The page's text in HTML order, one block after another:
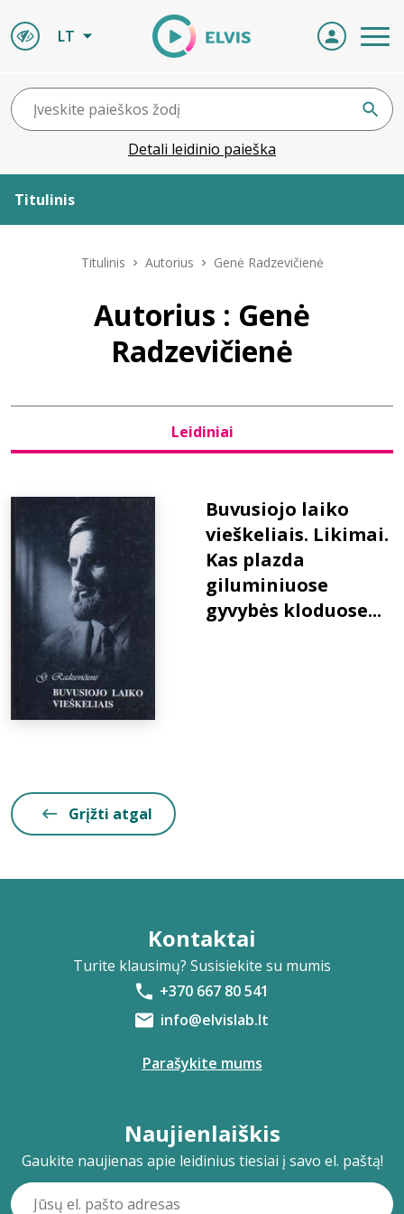
LT
Detali leidinio paieška
Titulinis
ELVIS atvyksta
Naujienos
Bibliotekoms
D.U.K.
+370 667 80 541
info@elvislab.lt
Titulinis Autorius Genė Radzevičienė
Autorius : Genė
Radzevičienė
Leidiniai
Buvusiojo laiko
vieškeliais. Likimai.
Kas plazda
giluminiuose
gyvybės kloduose...
Grįžti atgal
Kontaktai
Turite klausimų? Susisiekite su mumis
+370 667 80 541
info@elvislab.lt
Parašykite mums
Naujienlaiškis
Gaukite naujienas apie leidinius tiesiai į savo el. paštą!